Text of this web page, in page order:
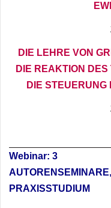
DIE LEHRE VON
DIE REAKTION
DIE
Webinar: 3
AUTORENSEMINARE,
PRAXISSTUDIUM